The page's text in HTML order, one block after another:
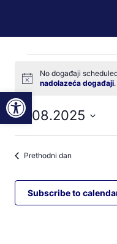
for
Notice
No događaji
nadolazeća događaji.
19.08.2025
Odaberite
datum.
Prethodni dan
Subscribe to
Open toolbar